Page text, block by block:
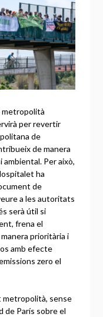
metropolità
per revertir
de
de manera
ambiental. Per això,
ha
de
a les autoritats
serà útil si
frena el
prioritària i
amb efecte
zero el
metropolità, sense
de París sobre el